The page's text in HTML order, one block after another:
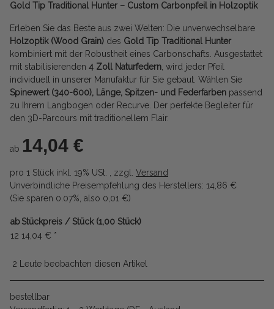
Gold Tip Traditional Hunter – Custom Carbonpfeil in Holzoptik
Erleben Sie das Beste aus zwei Welten: Die unverwechselbare
Holzoptik (Wood Grain) des Gold Tip Traditional Hunter
kombiniert mit der Robustheit eines Carbonschafts. Ausgestattet
mit stabilisierenden 4 Zoll Naturfedern, wird jeder Pfeil
individuell in unserer Manufaktur für Sie gebaut. Wählen Sie
Spinewert (340-600), Länge, Spitzen- und Federfarben passend
zu Ihrem Langbogen oder Recurve. Der perfekte Begleiter für
den 3D-Parcours mit traditionellem Flair.
ab 14,04 €
pro 1 Stück inkl. 19% USt. , zzgl. Versand
Unverbindliche Preisempfehlung des Herstellers: 14,86 €
(Sie sparen 0.07%, also 0,01 €)
abStückpreis / Stück (1,00 Stück)
12 14,04 € *
2 Leute beobachten diesen Artikel
bestellbar